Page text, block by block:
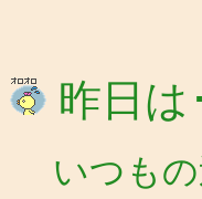
昨日は
いつも